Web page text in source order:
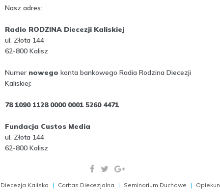
Nasz adres:
Radio RODZINA Diecezji Kaliskiej
ul. Złota 144
62-800 Kalisz
Numer nowego konta bankowego Radia Rodzina Diecezji
Kaliskiej:
78 1090 1128 0000 0001 5260 4471
Fundacja Custos Media
ul. Złota 144
62-800 Kalisz
Diecezja Kaliska Caritas Diecezjalna Seminarium Duchowe Opiekun